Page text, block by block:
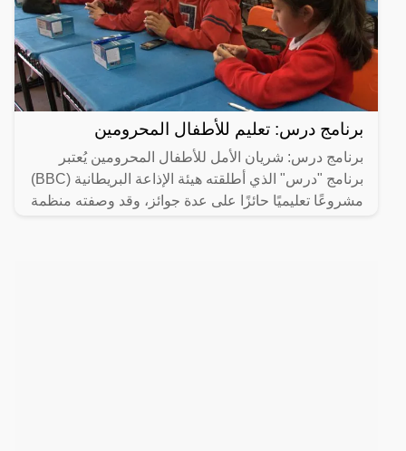
برنامج درس: تعليم للأطفال المحرومين
برنامج درس: شريان الأمل للأطفال المحرومين يُعتبر
برنامج "درس" الذي أطلقته هيئة الإذاعة البريطانية (BBC)
مشروعًا تعليميًا حائزًا على عدة جوائز، وقد وصفته منظمة